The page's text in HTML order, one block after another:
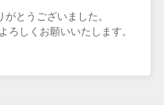
とうございました。
ろしくお願いいたします。